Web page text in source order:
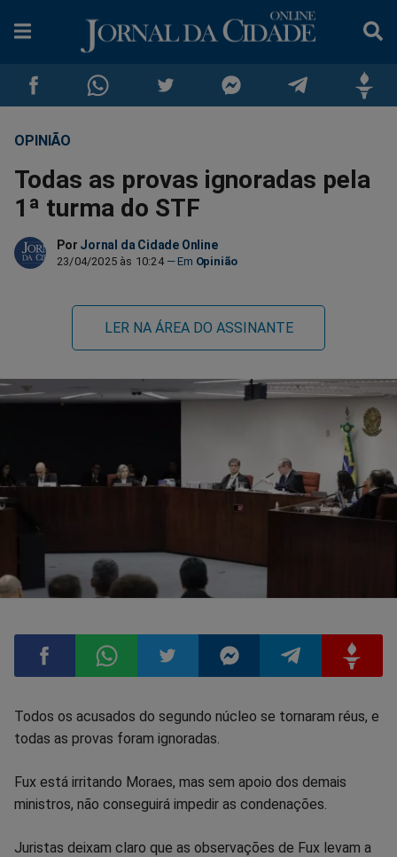
Compartilhar
no
Facebook
Compartilhar
no
Whatsapp
no
Twitter
no
Messenger
no
no
OPINIÃO
Todas as provas ignoradas pela
1ª turma do STF
Por Jornal da Cidade Online
23/04/2025 às 10:24 Opinião
LER NA ÁREA DO ASSINANTE
Compartilhar
Facebook
Compartilhar
Whatsapp
Compartilhar
Twitter
Compartilhar
Messenger
Compartilhar
Telegram
Todos os acusados do segundo núcleo se tornaram réus, e
todas as provas foram ignoradas.
Fux está irritando Moraes, mas sem apoio dos demais
ministros, não conseguirá impedir as condenações.
Juristas deixam claro que as observações de Fux levam a